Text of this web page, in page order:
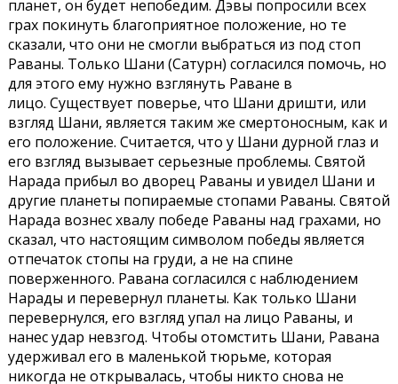
планет, он будет непобедим. Дэвы попросили всех
грах покинуть благоприятное положение, но те
сказали, что они не смогли выбраться из под стоп
Раваны. Только Шани (Сатурн) согласился помочь, но
для этого ему нужно взглянуть Раване в
лицо. Существует поверье, что Шани дришти, или
взгляд Шани, является таким же смертоносным, как и
его положение. Считается, что у Шани дурной глаз и
его взгляд вызывает серьезные проблемы. Святой
Нарада прибыл во дворец Раваны и увидел Шани и
другие планеты попираемые стопами Раваны. Святой
Нарада вознес хвалу победе Раваны над грахами, но
сказал, что настоящим символом победы является
отпечаток стопы на груди, а не на спине
поверженного. Равана согласился с наблюдением
Нарады и перевернул планеты. Как только Шани
перевернулся, его взгляд упал на лицо Раваны, и
нанес удар невзгод. Чтобы отомстить Шани, Равана
удерживал его в маленькой тюрьме, которая
никогда не открывалась, чтобы никто снова не